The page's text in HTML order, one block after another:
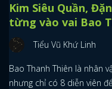
Kim Siêu Quần,
từng vào vai Bao
Tiểu Vũ Khứ Linh
Bao Thanh Thiên là nhân
nhưng chỉ có 8 diễn viên